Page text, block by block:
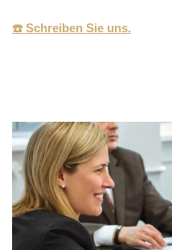
☎️ Schreiben Sie uns.